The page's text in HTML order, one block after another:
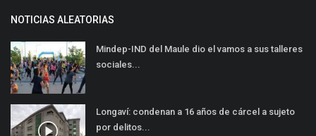
NOTICIAS ALEATORIAS
Mindep-IND del Maule dio el vamos a sus talleres
sociales...
Longaví: condenan a 16 años de cárcel a sujeto
por delitos...